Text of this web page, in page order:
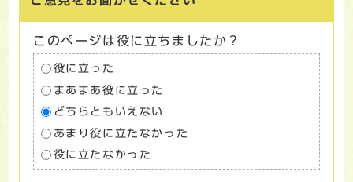
このページは役に立ちましたか？
役に立った
まあまあ役に立った
どちらともいえない
あまり役に立たなかった
役に立たなかった